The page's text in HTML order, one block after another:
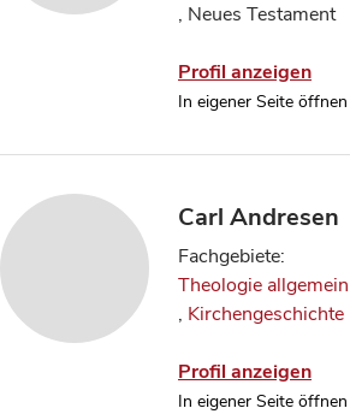
, Neues Testament
Profil anzeigen
In eigener Seite öffnen
Carl Andresen
Fachgebiete:
Theologie allgemein
, Kirchengeschichte
Profil anzeigen
In eigener Seite öffnen